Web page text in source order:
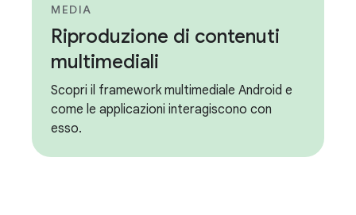
MEDIA
Riproduzione di contenuti
multimediali
Scopri il framework multimediale Android e
come le applicazioni interagiscono con
esso.